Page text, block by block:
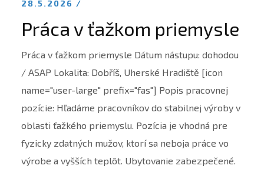
28.5.2026 /
Práca v ťažkom priemysle
Práca v ťažkom priemysle Dátum nástupu: dohodou
/ ASAP Lokalita: Dobříš, Uherské Hradiště [icon
name="user-large" prefix="fas"] Popis pracovnej
pozície: Hľadáme pracovníkov do stabilnej výroby v
oblasti ťažkého priemyslu. Pozícia je vhodná pre
fyzicky zdatných mužov, ktorí sa neboja práce vo
výrobe a vyšších teplôt. Ubytovanie zabezpečené.